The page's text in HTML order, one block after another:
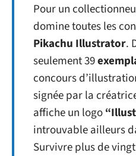
Pour un
domine toutes les
Pikachu Illustrator.
seulement 39
concours
signée par la
affiche un logo
introuvable ailleurs
Survivre plus de